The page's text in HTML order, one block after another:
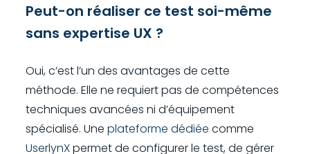
Peut-on réaliser ce test soi-même
sans expertise UX ?
Oui, c’est l’un des avantages de cette
méthode. Elle ne requiert pas de compétences
techniques avancées ni d’équipement
spécialisé. Une plateforme dédiée comme
UserlynXpermet de configurer le test, de gérer